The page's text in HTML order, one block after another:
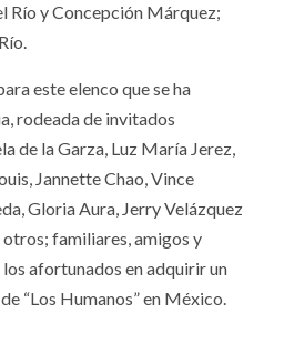
Río y Concepción Márquez;
este elenco que se ha
rodeada de invitados
de la Garza, Luz María Jerez,
Jannette Chao, Vince
Gloria Aura, Jerry Velázquez
familiares, amigos y
afortunados en adquirir un
“Los Humanos” en México.